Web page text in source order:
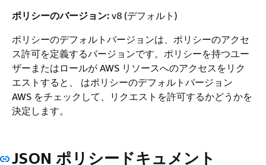
ポリシーのバージョン: v8 (デフォルト)
ポリシーのデフォルトバージョンは、ポリシーのアクセ
ス許可を定義するバージョンです。ポリシーを持つユー
ザーまたはロールが AWS リソースへのアクセスをリク
エストすると、 はポリシーのデフォルトバージョン
AWS をチェックして、リクエストを許可するかどうかを
決定します。
JSON ポリシードキュメント